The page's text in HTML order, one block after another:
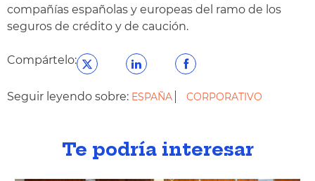
compañías españolas y europeas del ramo de los
seguros de crédito y de caución.
Compártelo:
Seguir leyendo sobre: ESPAÑA CORPORATIVO
Te podría interesar